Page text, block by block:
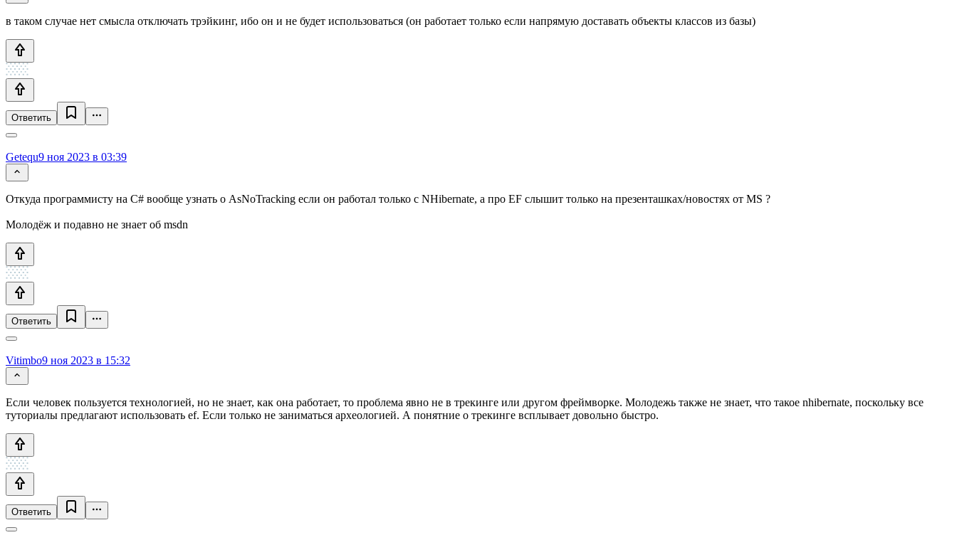
в таком случае нет смысла отключать трэйкинг, ибо он и не будет использоваться (он работает только если напрямую доставать объекты классов из базы)
Ответить
Getequ9 ноя 2023 в 03:39
Откуда программисту на С# вообще узнать о AsNoTracking если он работал только с NHibernate, а про EF слышит только на презенташках/новостях от MS ?
Молодёж и подавно не знает об msdn
Ответить
Vitimbo9 ноя 2023 в 15:32
Если человек пользуется технологией, но не знает, как она работает, то проблема явно не в трекинге или другом фреймворке. Молодежь также не знает, что такое nhibernate, поскольку все
туториалы предлагают использовать ef. Если только не заниматься археологией. А понятние о трекинге всплывает довольно быстро.
Ответить